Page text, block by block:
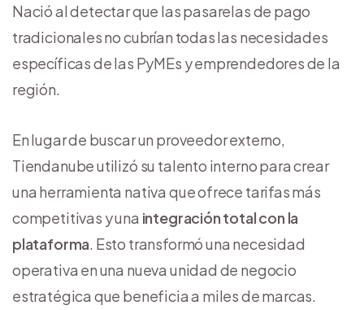
Nació al detectar que las pasarelas de pago
tradicionales no cubrían todas las necesidades
específicas de las PyMEs y emprendedores de la
región.
En lugar de buscar un proveedor externo,
Tiendanube utilizó su talento interno para crear
una herramienta nativa que ofrece tarifas más
competitivas y una integración total con la
plataforma. Esto transformó una necesidad
operativa en una nueva unidad de negocio
estratégica que beneficia a miles de marcas.